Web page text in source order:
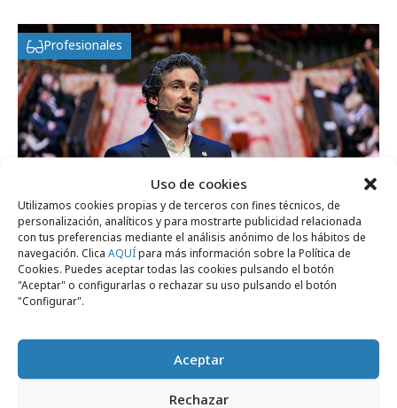
Uso de cookies
Utilizamos cookies propias y de terceros con fines técnicos, de
personalización, analíticos y para mostrarte publicidad relacionada
con tus preferencias mediante el análisis anónimo de los hábitos de
navegación. Clica AQUÍpara más información sobre la Política de
Cookies. Puedes aceptar todas las cookies pulsando el botón
"Aceptar" o configurarlas o rechazar su uso pulsando el botón
"Configurar".
Aceptar
Rechazar
Profesionales
jueves, 23 de abril 2026
Carlos Fenollosa: “Los creativos están más
espantados de lo que deberían”